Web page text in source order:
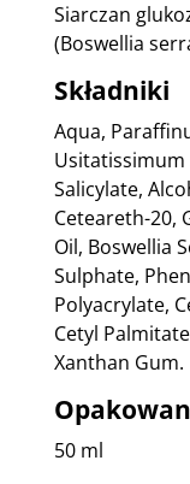
Siarczan
(Boswellia
Składniki
Aqua,
Usitatissimum
Salicylate,
Ceteareth-20,
Oil, Boswellia
Sulphate,
Polyacrylate,
Cetyl
Xanthan Gum.
50 ml